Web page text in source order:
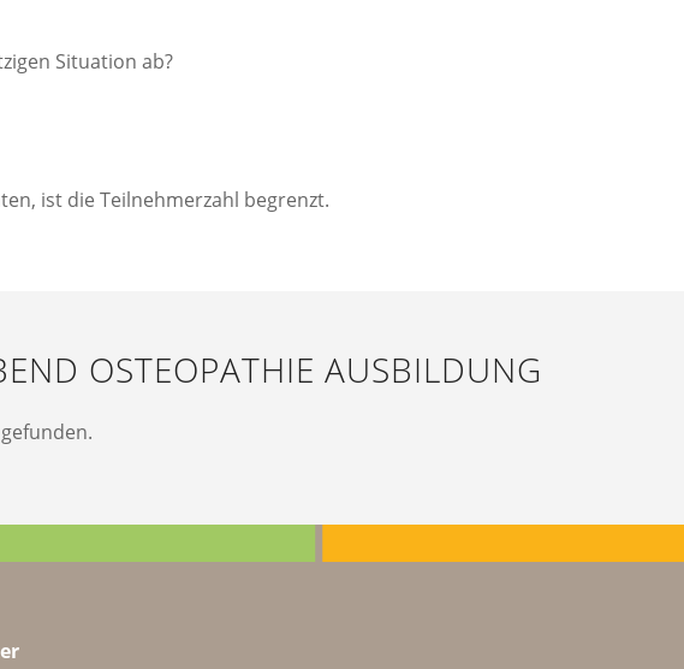
Situation ab?
ist die Teilnehmerzahl begrenzt.
OSTEOPATHIE AUSBILDUNG